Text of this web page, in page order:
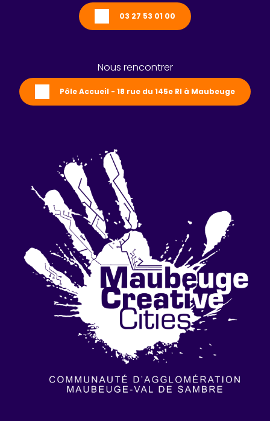
03 27 53 01 00
Nous rencontrer
Pôle Accueil - 18 rue du 145e RI à Maubeuge